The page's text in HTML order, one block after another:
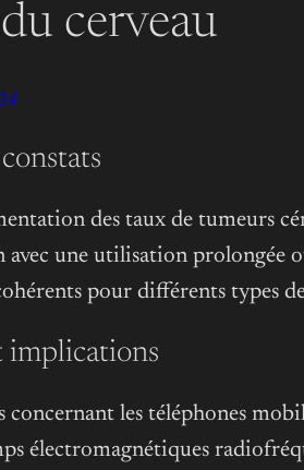
cerveau
des taux de tumeurs
avec une utilisation prolongée
pour différents types
implications
concernant les téléphones
électromagnétiques